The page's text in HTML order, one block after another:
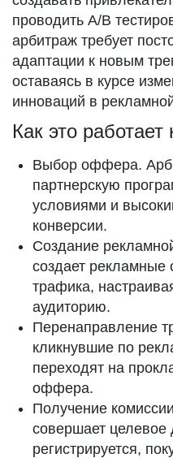
проводить A/B
арбитраж требует
адаптации к новым
оставаясь в курсе
инноваций в
Как это работает
Выбор оффера.
партнерскую
условиями и
конверсии.
Создание
создает рекламные
трафика,
аудиторию.
Перенаправление
кликнувшие по
переходят на
оффера.
Получение
совершает целевое
регистрируется,